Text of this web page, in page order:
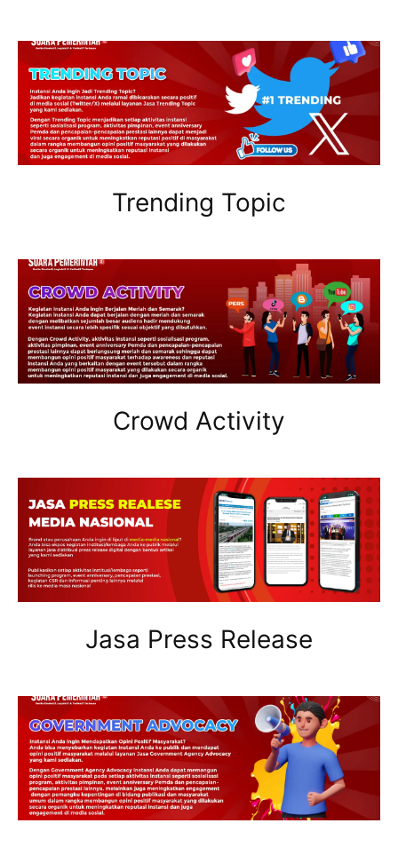
Trending Topic
Crowd Activity
Jasa Press Release